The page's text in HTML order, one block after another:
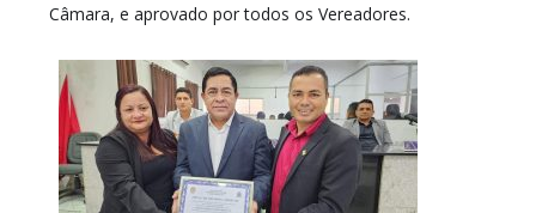
Câmara, e aprovado por todos os Vereadores.